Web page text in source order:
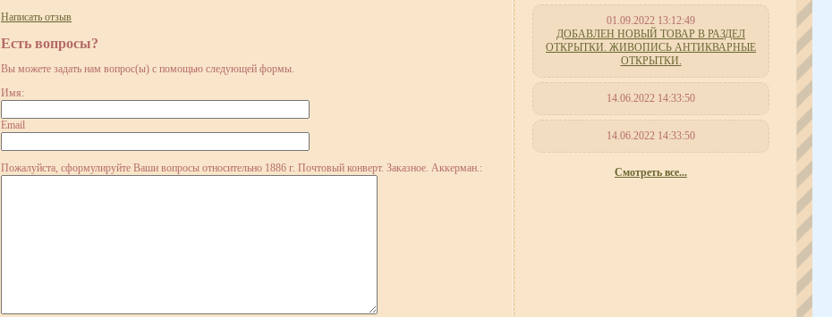
Написать отзыв
Есть вопросы?
Вы можете задать нам вопрос(ы) с помощью следующей формы.
Имя:
Email
Пожалуйста, сформулируйте Ваши вопросы относительно 1886 г. Почтовый конверт. Заказное. Аккерман.:
01.09.2022 13:12:49
ДОБАВЛЕН НОВЫЙ ТОВАР В РАЗДЕЛ
ОТКРЫТКИ. ЖИВОПИСЬ АНТИКВАРНЫЕ
ОТКРЫТКИ.
14.06.2022 14:33:50
14.06.2022 14:33:50
Смотреть все...